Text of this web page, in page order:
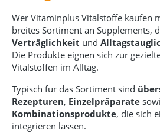
Wer Vitaminplus Vitalstoffe kaufen
breites Sortiment an Supplements,
Verträglichkeit und
Die Produkte eignen sich zur
Vitalstoffen im Alltag.
Typisch für das Sortiment sind
Rezepturen, Einzelpräparate
Kombinationsprodukte, die sich
integrieren lassen.